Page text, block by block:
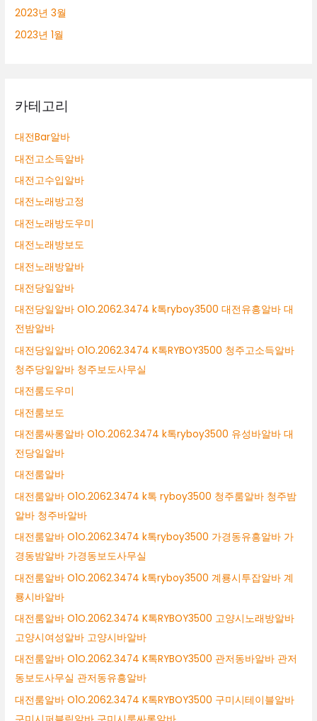
2023년 3월
2023년 1월
카테고리
대전Bar알바
대전고소득알바
대전고수입알바
대전노래방고정
대전노래방도우미
대전노래방보도
대전노래방알바
대전당일알바
대전당일알바 O1O.2062.3474 k톡ryboy3500 대전유흥알바 대
전밤알바
대전당일알바 O1O.2062.3474 K톡RYBOY3500 청주고소득알바
청주당일알바 청주보도사무실
대전룸도우미
대전룸보도
대전룸싸롱알바 O1O.2062.3474 k톡ryboy3500 유성바알바 대
전당일알바
대전룸알바
대전룸알바 O1O.2062.3474 k톡 ryboy3500 청주룸알바 청주밤
알바 청주바알바
대전룸알바 O1O.2062.3474 k톡ryboy3500 가경동유흥알바 가
경동밤알바 가경동보도사무실
대전룸알바 O1O.2062.3474 k톡ryboy3500 계룡시투잡알바 계
룡시바알바
대전룸알바 O1O.2062.3474 K톡RYBOY3500 고양시노래방알바
고양시여성알바 고양시바알바
대전룸알바 O1O.2062.3474 K톡RYBOY3500 관저동바알바 관저
동보도사무실 관저동유흥알바
대전룸알바 O1O.2062.3474 K톡RYBOY3500 구미시테이블알바